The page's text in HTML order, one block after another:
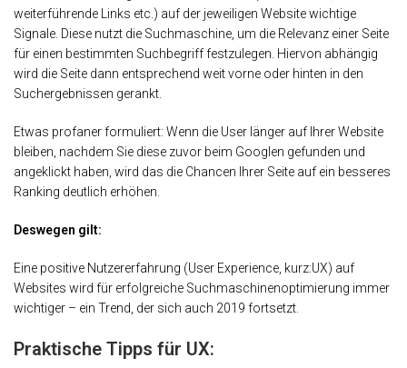
weiterführende Links etc.) auf der jeweiligen Website wichtige
Signale. Diese nutzt die Suchmaschine, um die Relevanz einer Seite
für einen bestimmten Suchbegriff festzulegen. Hiervon abhängig
wird die Seite dann entsprechend weit vorne oder hinten in den
Suchergebnissen gerankt.
Etwas profaner formuliert: Wenn die User länger auf Ihrer Website
bleiben, nachdem Sie diese zuvor beim Googlen gefunden und
angeklickt haben, wird das die Chancen Ihrer Seite auf ein besseres
Ranking deutlich erhöhen.
Deswegen gilt:
Eine positive Nutzererfahrung (User Experience, kurz:UX) auf
Websites wird für erfolgreiche Suchmaschinenoptimierung immer
wichtiger – ein Trend, der sich auch 2019 fortsetzt.
Praktische Tipps für UX: